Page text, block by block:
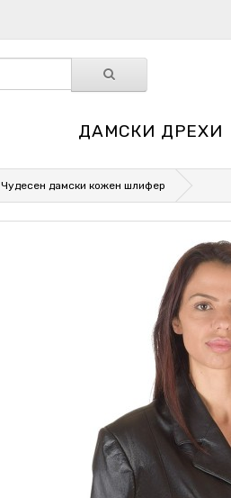
ДАМСКИ ДРЕХИ
Чудесен дамски кожен шлифер